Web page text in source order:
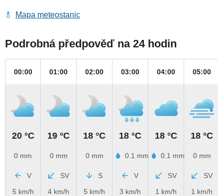
Mapa meteostanic
Podrobná předpověď na 24 hodin
00:00
20 °C
0 mm
V
5 km/h
01:00
19 °C
0 mm
SV
4 km/h
02:00
18 °C
0 mm
S
5 km/h
03:00
18 °C
0.1 mm
V
3 km/h
04:00
18 °C
0.1 mm
SV
1 km/h
05:00
18 °C
0 mm
SV
1 km/h